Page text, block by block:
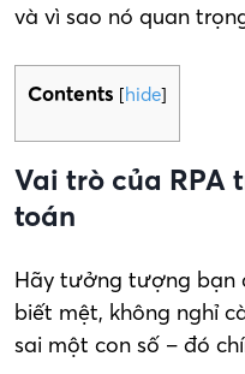
và vì sao nó quan
Contents [hide]
Vai trò của RPA
toán
Hãy tưởng tượng bạn
biết mệt, không nghỉ
sai một con số – đó